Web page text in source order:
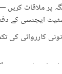
پر ملاقات کریں
ایجنسی کے
کارروائی کی
اور اشتہار میں